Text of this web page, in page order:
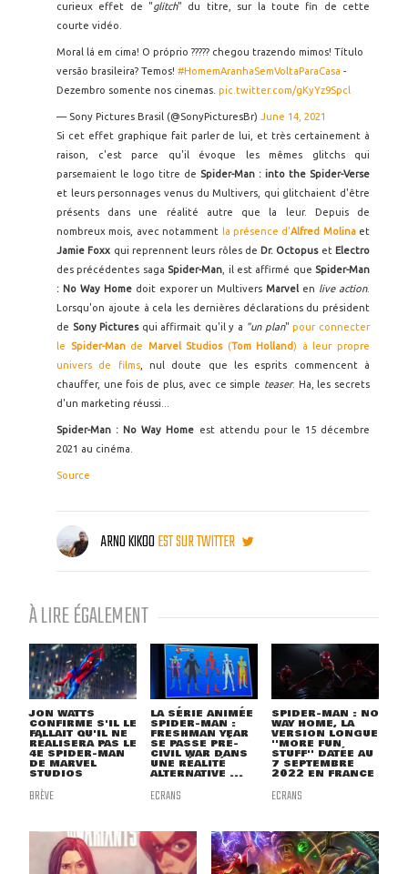
curieux effet de "glitch" du titre, sur la toute fin de cette
courte vidéo.
Moral lá em cima! O próprio ????? chegou trazendo mimos! Título
versão brasileira? Temos! #HomemAranhaSemVoltaParaCasa -
Dezembro somente nos cinemas. pic.twitter.com/gKyYz9Spcl
— Sony Pictures Brasil (@SonyPicturesBr) June 14, 2021
Si cet effet graphique fait parler de lui, et très certainement à
raison, c'est parce qu'il évoque les mêmes glitchs qui
parsemaient le logo titre de Spider-Man : into the Spider-Verse
et leurs personnages venus du Multivers, qui glitchaient d'être
présents dans une réalité autre que la leur. Depuis de
nombreux mois, avec notamment
la présence d'Alfred Molina et
Jamie Foxx qui reprennent leurs rôles de Dr. Octopus et Electro
des précédentes saga Spider-Man , il est affirmé que Spider-Man
: No Way Home doit exporer un MultiversMarvel en live action.
Lorsqu'on ajoute à cela les dernières déclarations du président
de Sony Picturesqui affirmait qu'il y a "un plan"pour connecter
le
Spider-Man de Marvel Studios (Tom Holland) à leur propre
univers de films, nul doute que les esprits commencent à
chauffer, une fois de plus, avec ce simple teaser. Ha, les secrets
d'un marketing réussi...
Spider-Man : No Way Home est attendu pour le 15 décembre
2021 au cinéma.
Source
ARNO KIKOOEST SUR TWITTER
À LIRE ÉGALEMENT
JON WATTS
CONFIRME S'IL LE
FALLAIT QU'IL NE
RÉALISERA PAS LE
4E SPIDER-MAN
DE MARVEL
STUDIOS
BRÈVE
LA SÉRIE ANIMÉE
SPIDER-MAN :
FRESHMAN YEAR
SE PASSE PRÉ-
CIVIL WAR DANS
UNE RÉALITÉ
ALTERNATIVE ...
ECRANS
SPIDER-MAN : NO
WAY HOME, LA
VERSION LONGUE
''MORE FUN
STUFF'' DATÉE AU
7 SEPTEMBRE
2022 EN FRANCE
ECRANS